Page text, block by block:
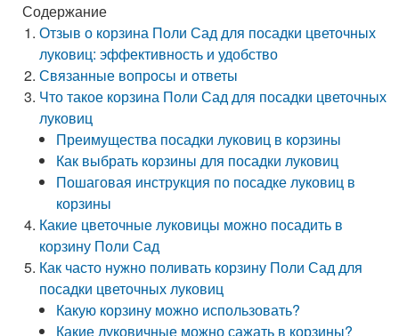
Содержание
Отзыв о корзина Поли Сад для посадки цветочных
луковиц: эффективность и удобство
Связанные вопросы и ответы
Что такое корзина Поли Сад для посадки цветочных
луковиц
Преимущества посадки луковиц в корзины
Как выбрать корзины для посадки луковиц
Пошаговая инструкция по посадке луковиц в
корзины
Какие цветочные луковицы можно посадить в
корзину Поли Сад
Как часто нужно поливать корзину Поли Сад для
посадки цветочных луковиц
Какую корзину можно использовать?
Какие луковичные можно сажать в корзины?